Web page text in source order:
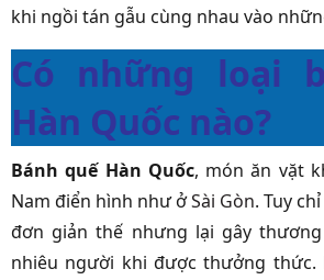
khi ngồi tán gẫu cùng nhau vào
Có những loại
Hàn Quốc nào?
Bánh quế Hàn Quốc, món ăn vặt
Nam điển hình như ởSài Gòn. Tuy
đơn giản thế nhưng lại gây
nhiêu người khi được thưởng thức.